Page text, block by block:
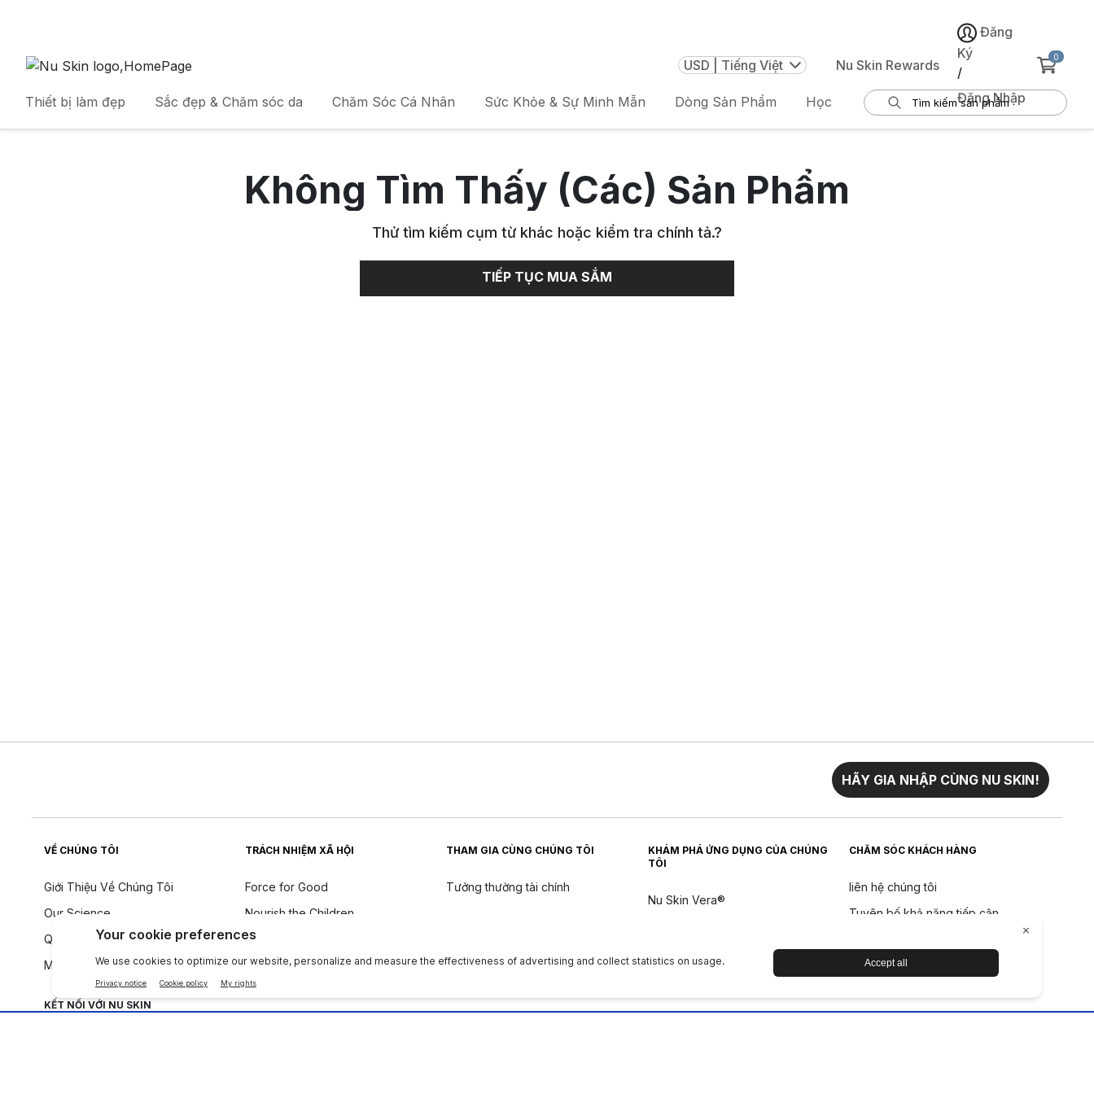
USD | Tiếng Việt Nu Skin Rewards
Đăng
Ký
/
Đăng Nhập
0
Thiết bị làm đẹp Sắc đẹp & Chăm sóc da Chăm Sóc Cá Nhân Sức Khỏe & Sự Minh Mẫn Dòng Sản Phẩm Học
Không Tìm Thấy (Các) Sản Phẩm
Thử tìm kiếm cụm từ khác hoặc kiểm tra chính tả.?
TIẾP TỤC MUA SẮM
HÃY GIA NHẬP CÙNG NU SKIN!
VỀ CHÚNG TÔI
Giới Thiệu Về Chúng Tôi
Our Science
Quy tắc ứng xử
Một tiếng nói toàn cầu
TRÁCH NHIỆM XÃ HỘI
Force for Good
Nourish the Children
Tính Bền Vững
Triết Lý Về Thành Phần
THAM GIA CÙNG CHÚNG TÔI
Tưởng thường tài chính
KHÁM PHÁ ỨNG DỤNG CỦA CHÚNG
TÔI
Nu Skin Vera®
CHĂM SÓC KHÁCH HÀNG
liên hệ chúng tôi
Tuyên bố khả năng tiếp cận
Chính sách hoàn tiền
KẾT NỐI VỚI NU SKIN